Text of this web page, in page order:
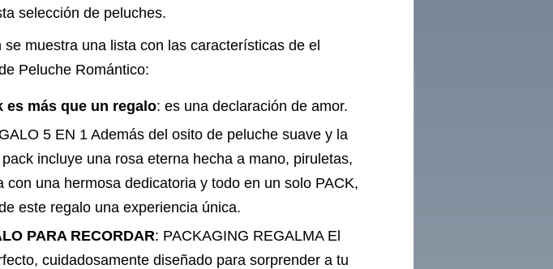
selección de peluches.
se muestra una lista con las características de el
Peluche Romántico:
es más que un regalo: es una declaración de amor.
5 EN 1 Además del osito de peluche suave y la
incluye una rosa eterna hecha a mano, piruletas,
con una hermosa dedicatoria y todo en un solo PACK,
este regalo una experiencia única.
PARA RECORDAR: PACKAGING REGALMA El
cuidadosamente diseñado para sorprender a tu